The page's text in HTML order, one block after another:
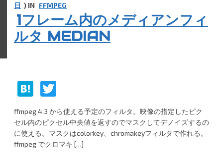
1フレーム内のメディアンフィ
ルタ MEDIAN
日 ) IN FFMPEG
H
at
e
n
a
w
itt
er
ffmpeg 4.3 から使える予定のフィルタ。映像の指定したピク
セル内のピクセル中央値を返すのでマスクしてデノイズするの
に使える。マスクはcolorkey、chromakeyフィルタで作れる。
ffmpeg でクロマキ […]